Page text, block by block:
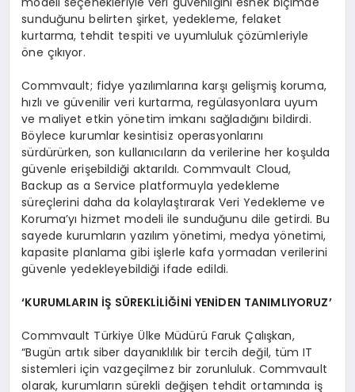
sunduğunu belirten şirket, yedekleme, felaket
kurtarma, tehdit tespiti ve uyumluluk çözümleriyle
öne çıkıyor.
Commvault; fidye yazılımlarına karşı gelişmiş koruma,
hızlı ve güvenilir veri kurtarma, regülasyonlara uyum
ve maliyet etkin yönetim imkanı sağladığını bildirdi.
Böylece kurumlar kesintisiz operasyonlarını
sürdürürken, son kullanıcıların da verilerine her koşulda
güvenle erişebildiği aktarıldı. Commvault Cloud,
Backup as a Service platformuyla yedekleme
süreçlerini daha da kolaylaştırarak Veri Yedekleme ve
Koruma’yı hizmet modeli ile sunduğunu dile getirdi. Bu
sayede kurumların yazılım yönetimi, medya yönetimi,
kapasite planlama gibi işlerle kafa yormadan verilerini
güvenle yedekleyebildiği ifade edildi.
‘KURUMLARIN İŞ SÜREKLİLİĞİNİ YENİDEN TANIMLIYORUZ’
Commvault Türkiye Ülke Müdürü Faruk Çalışkan,
“Bugün artık siber dayanıklılık bir tercih değil, tüm IT
sistemleri için vazgeçilmez bir zorunluluk. Commvault
olarak, kurumların sürekli değişen tehdit ortamında iş